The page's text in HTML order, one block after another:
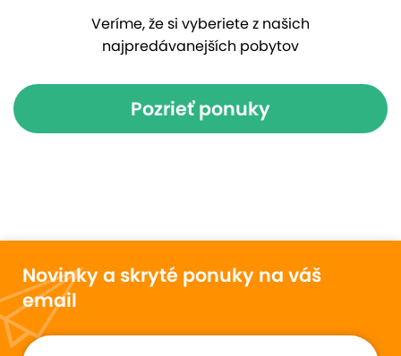
Veríme, že si vyberiete z našich
najpredávanejších pobytov
Pozrieť ponuky
Novinky a skryté ponuky na váš
email